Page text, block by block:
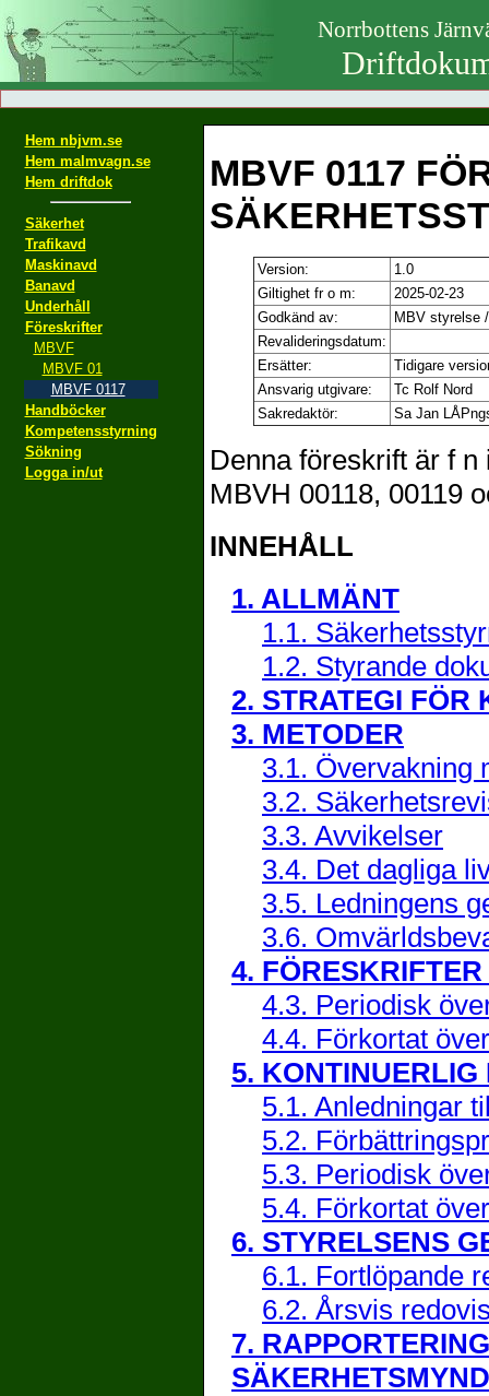
Norrbottens
Hem nbjvm.se
Hem malmvagn.se
Hem driftdok
Säkerhet
Trafikavd
Maskinavd
Banavd
Underhåll
Föreskrifter
MBVF
MBVF 01
MBVF 0117
Handböcker
Kompetensstyrning
Sökning
Logga in/ut
MBVF 0117
Version:
1.0
Giltighet fr o m:
2025-02-23
Godkänd av:
MBV styrelse
Revalideringsdatum:
Ersätter:
Tidigare
Ansvarig utgivare:
Tc Rolf Nord
Sakredaktör:
Sa Jan
Denna föreskrift är f
MBVH 00118, 00119
INNEHÅLL
1. ALLMÄNT
1.1.
1.2. Styrande
2. STRATEGI FÖR
3. METODER
3.1. Övervakning
3.2.
3.3. Avvikelser
3.4. Det dagliga
3.5. Ledningens
3.6.
4.
4.3. Periodisk
4.4. Förkortat
5.
5.1. Anledningar
5.2.
5.3. Periodisk
5.4. Förkortat
6. STYRELSENS
6.1. Fortlöpande
6.2. Årsvis
7.